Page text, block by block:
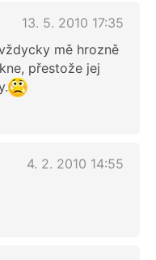
13. 5. 2010 17:35
mě hrozně
přestože jej
4. 2. 2010 14:55